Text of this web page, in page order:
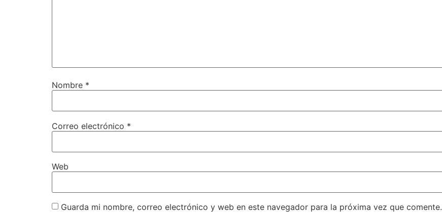
Nombre *
Correo electrónico *
Web
Guarda mi nombre, correo electrónico y web en este navegador para la próxima vez que comente.